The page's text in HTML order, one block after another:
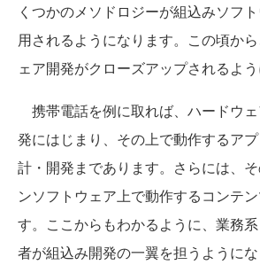
くつかのメソドロジーが組込みソフ
用されるようになります。この頃か
ェア開発がクローズアップされるよう
携帯電話を例に取れば、ハードウ
発にはじまり、その上で動作するア
計・開発まであります。さらには、
ンソフトウェア上で動作するコンテ
す。ここからもわかるように、業務
者が組込み開発の一翼を担うように